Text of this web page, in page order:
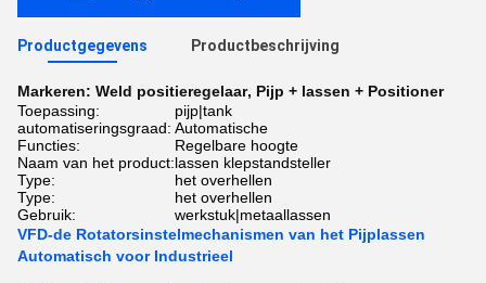
Productgegevens Productbeschrijving
Markeren: Weld positieregelaar, Pijp + lassen + Positioner
Toepassing:
pijp|tank
automatiseringsgraad: Automatische
Functies:
Regelbare hoogte
Naam van het product:lassen klepstandsteller
Type:
het overhellen
Type:
het overhellen
Gebruik:
werkstuk|metaallassen
VFD-de Rotatorsinstelmechanismen van het Pijplassen
Automatisch voor Industrieel